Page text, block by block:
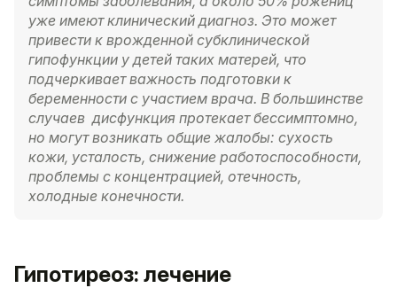
уже имеют клинический диагноз. Это может
привести к врожденной субклинической
гипофункции у детей таких матерей, что
подчеркивает важность подготовки к
беременности с участием врача. В большинстве
случаев дисфункция протекает бессимптомно,
но могут возникать общие жалобы: сухость
кожи, усталость, снижение работоспособности,
проблемы с концентрацией, отечность,
холодные конечности.
Гипотиреоз: лечение